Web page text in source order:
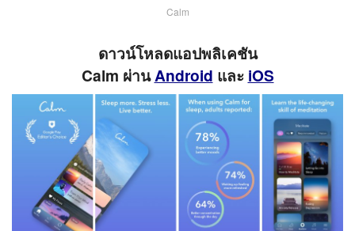
Calm
ดาวน์โหลดแอปพลิเคชัน
Calm ผ่านAndroid และ iOS